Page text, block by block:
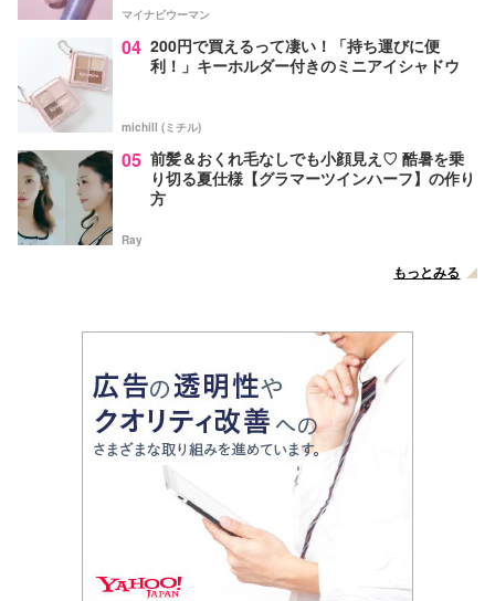
マイナビウーマン
04 200円で買えるって凄い！「持ち運びに便
利！」キーホルダー付きのミニアイシャドウ
michill (ミチル)
05 前髪＆おくれ毛なしでも小顔見え♡ 酷暑を乗
り切る夏仕様【グラマーツインハーフ】の作り
方
Ray
もっとみる